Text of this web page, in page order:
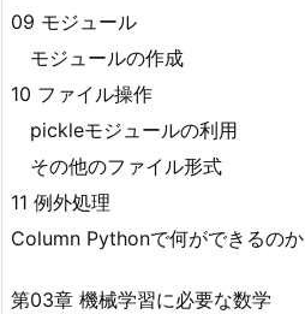
09 モジュール
モジュールの作成
10 ファイル操作
pickleモジュールの利用
その他のファイル形式
11 例外処理
Column Pythonで何ができるのか
第03章 機械学習に必要な数学